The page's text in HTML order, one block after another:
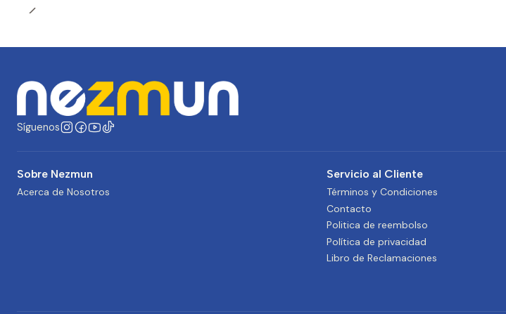
Síguenos
Sobre Nezmun
Acerca de Nosotros
Servicio al Cliente
Términos y Condiciones
Contacto
Politica de reembolso
Política de privacidad
Libro de Reclamaciones